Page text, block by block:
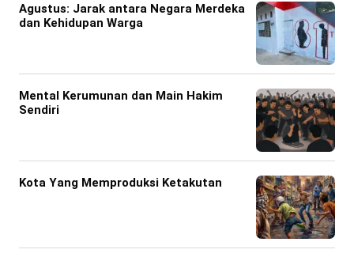
Agustus: Jarak antara Negara Merdeka
dan Kehidupan Warga
Mental Kerumunan dan Main Hakim
Sendiri
Kota Yang Memproduksi Ketakutan